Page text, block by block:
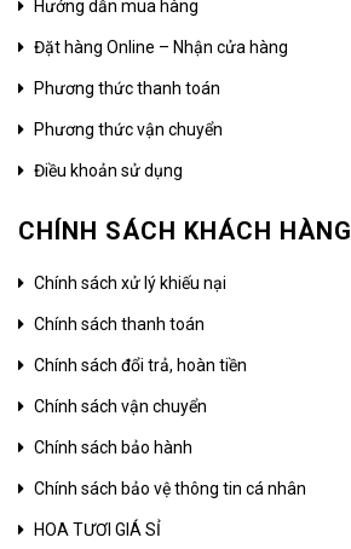
Hướng dẫn mua hàng
Đặt hàng Online – Nhận cửa hàng
Phương thức thanh toán
Phương thức vận chuyển
Điều khoản sử dụng
CHÍNH SÁCH KHÁCH HÀNG
Chính sách xử lý khiếu nại
Chính sách thanh toán
Chính sách đổi trả, hoàn tiền
Chính sách vận chuyển
Chính sách bảo hành
Chính sách bảo vệ thông tin cá nhân
HOA TƯƠI GIÁ SỈ